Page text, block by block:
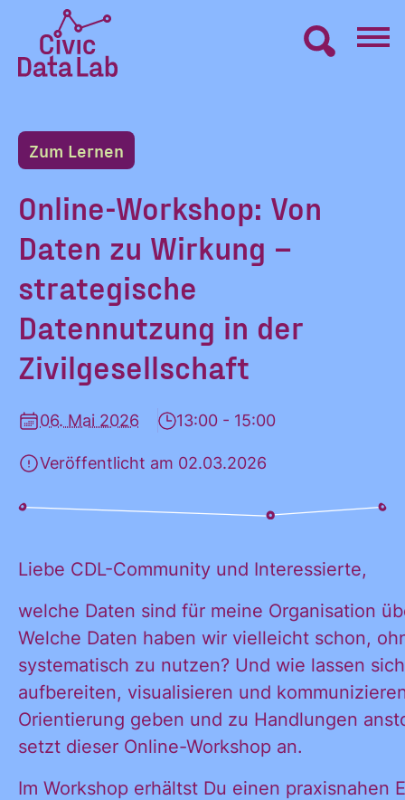
Inhalt
springen
Lab
Startseite
LERNEN
MACHEN
BLOG
ÜBER UNS
KONTAKT
Zum Lernen
Online-Workshop: Von
Daten zu Wirkung –
strategische
Datennutzung in der
Zivilgesellschaft
06. Mai 2026 13:00 - 15:00
Veröffentlicht am 02.03.2026
Liebe CDL-Community und Interessierte,
welche Daten sind für meine Organisation
Welche Daten haben wir vielleicht schon,
systematisch zu nutzen? Und wie lassen
aufbereiten, visualisieren und
Orientierung geben und zu Handlungen
setzt dieser Online-Workshop an.
Im Workshop erhältst Du einen praxisnahen